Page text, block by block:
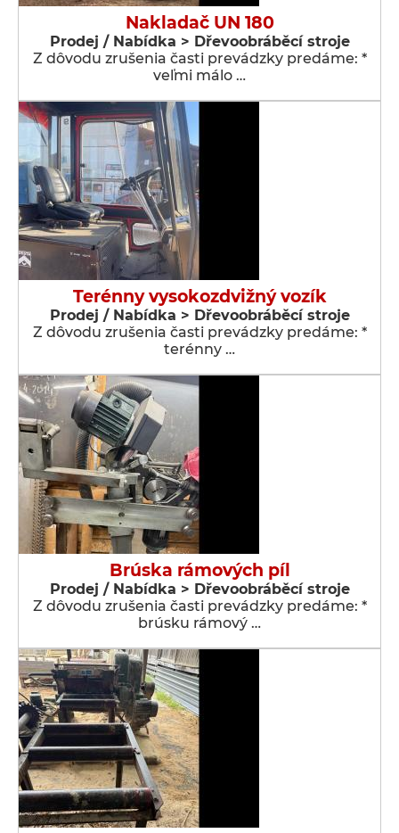
Nakladač UN 180
Prodej / Nabídka > Dřevoobráběcí stroje
Z dôvodu zrušenia časti prevádzky predáme: *
veľmi málo …
Terénny vysokozdvižný vozík
Prodej / Nabídka > Dřevoobráběcí stroje
Z dôvodu zrušenia časti prevádzky predáme: *
terénny …
Brúska rámových píl
Prodej / Nabídka > Dřevoobráběcí stroje
Z dôvodu zrušenia časti prevádzky predáme: *
brúsku rámový …